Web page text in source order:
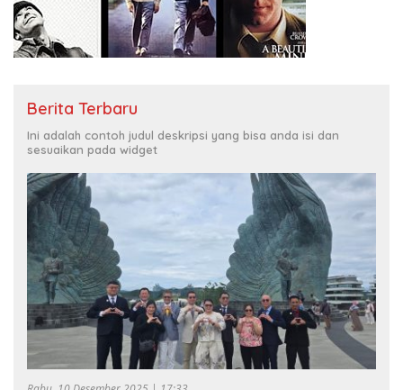
Berita Terbaru
Ini adalah contoh judul deskripsi yang bisa anda isi dan
sesuaikan pada widget